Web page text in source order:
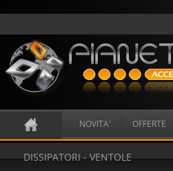
NOVITA' OFFERTE
DISSIPATORI - VENTOLE